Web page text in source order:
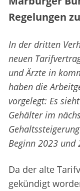
Regelungen
In der dritten
neuen
und Ärzte in
haben die
vorgelegt: Es
Gehälter im
Beginn 2023 und
Da der alte
gekündigt